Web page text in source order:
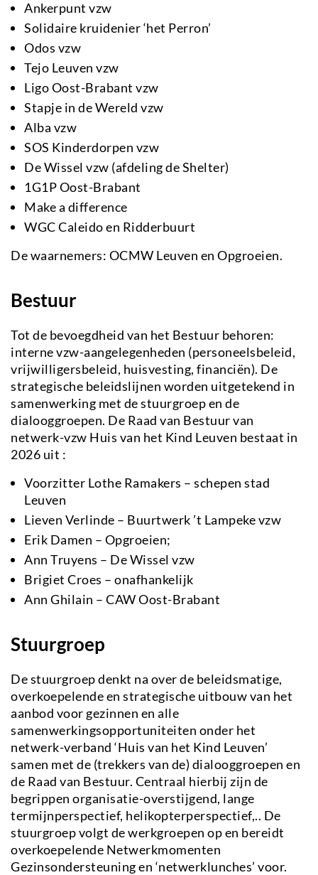
Ankerpunt vzw
Solidaire kruidenier ‘het Perron’
Odos vzw
Tejo Leuven vzw
Ligo Oost-Brabant vzw
Stapje in de Wereld vzw
Alba vzw
SOS Kinderdorpen vzw
De Wissel vzw (afdeling de Shelter)
1G1P Oost-Brabant
Make a difference
WGC Caleido en Ridderbuurt
De waarnemers: OCMW Leuven en Opgroeien.
Bestuur
Tot de bevoegdheid van het Bestuur behoren:
interne vzw-aangelegenheden (personeelsbeleid,
vrijwilligersbeleid, huisvesting, financiën). De
strategische beleidslijnen worden uitgetekend in
samenwerking met de stuurgroep en de
dialooggroepen. De Raad van Bestuur van
netwerk-vzw Huis van het Kind Leuven bestaat in
2026 uit :
Voorzitter Lothe Ramakers – schepen stad
Leuven
Lieven Verlinde – Buurtwerk ’t Lampeke vzw
Erik Damen – Opgroeien;
Ann Truyens – De Wissel vzw
Brigiet Croes – onafhankelijk
Ann Ghilain – CAW Oost-Brabant
Stuurgroep
De stuurgroep denkt na over de beleidsmatige,
overkoepelende en strategische uitbouw van het
aanbod voor gezinnen en alle
samenwerkingsopportuniteiten onder het
netwerk-verband ‘Huis van het Kind Leuven’
samen met de (trekkers van de) dialooggroepen en
de Raad van Bestuur. Centraal hierbij zijn de
begrippen organisatie-overstijgend, lange
termijnperspectief, helikopterperspectief,.. De
stuurgroep volgt de werkgroepen op en bereidt
overkoepelende Netwerkmomenten
Gezinsondersteuning en ‘netwerklunches’ voor.